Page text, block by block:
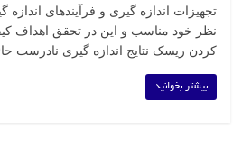
تجهیزات اندازه گیری و فرآیندهای اندازه
نظر خود مناسب و این در تحقق اهداف
کردن ریسک نتایج اندازه گیری نادرست
بیشتر بخوانید